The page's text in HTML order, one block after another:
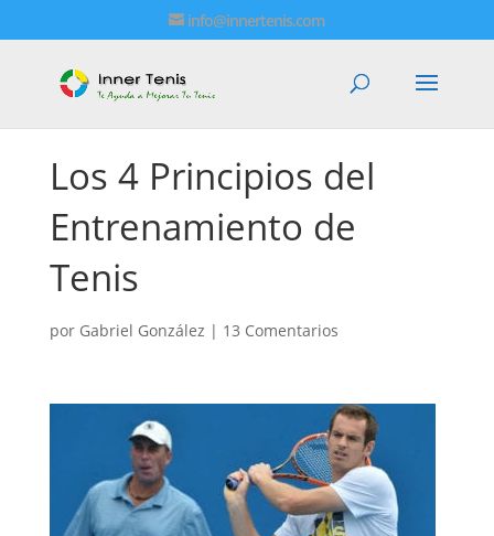
info@innertenis.com
Los 4 Principios del
Entrenamiento de
Tenis
por Gabriel González | 13 Comentarios